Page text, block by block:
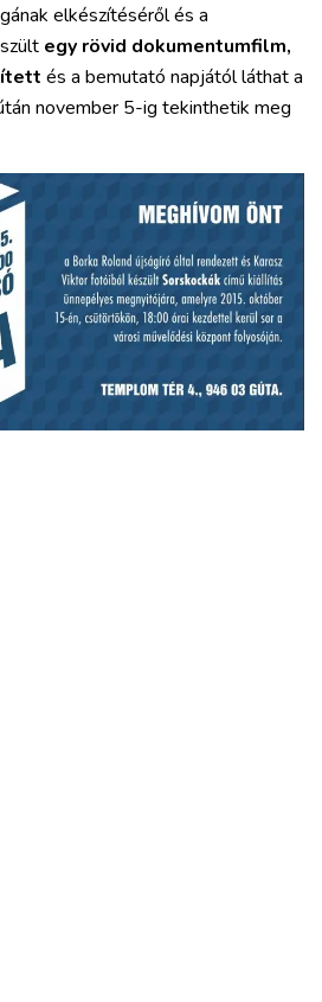
elkészítéséről és a
egy rövid dokumentumfilm,
és a bemutató napjától láthat a
november 5-ig tekinthetik meg